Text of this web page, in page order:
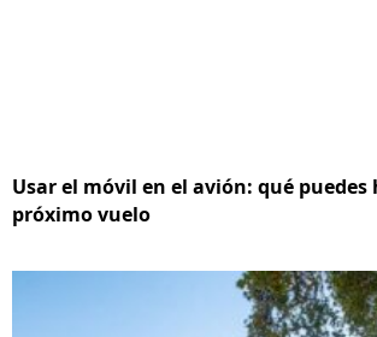
Usar el móvil en el avión: qué puedes
próximo vuelo